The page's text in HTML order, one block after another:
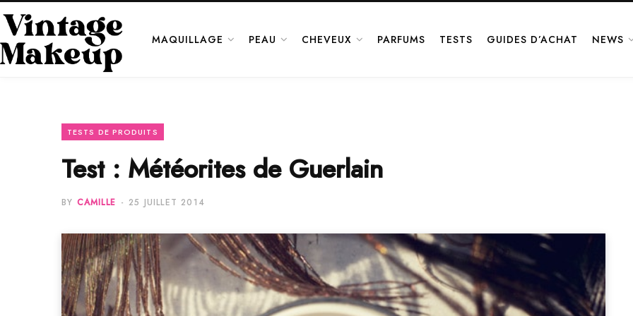
MAQUILLAGE PEAU CHEVEUX PARFUMS TESTS GUIDES D’ACHAT NEWS
TESTS DE PRODUITS
Test : Météorites de Guerlain
BY CAMILLE 25 JUILLET 2014